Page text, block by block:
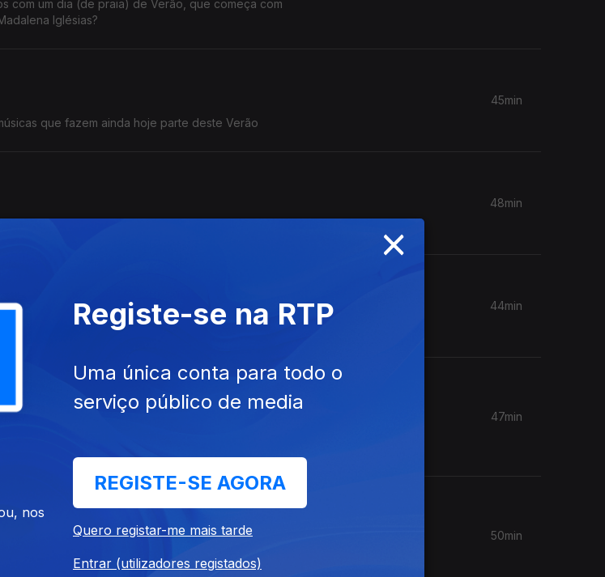
com um dia (de praia) de Verão, que começa com
Iglésias?
O meu Verão..ou os meus Verões.. o que interessa é que são as músicas que fazem ainda hoje parte deste Verão
45min
de ritmo moderado.
48min
canções sempre a acompanhar.
44min
nos enche a alma. Nesta viagem cheia de boas
um brinde à vida. Viva o verão!
47min
de canções que sabem a Verão para uma noite
50min
×
nos
Registe-se na RTP
Uma única conta para todo o
serviço público de media
REGISTE-SE AGORA
Quero registar-me mais tarde
Entrar (utilizadores registados)